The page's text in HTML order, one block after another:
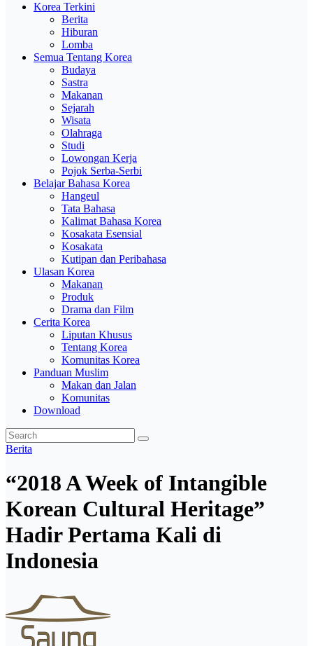
Korea Terkini
Berita
Hiburan
Lomba
Semua Tentang Korea
Budaya
Sastra
Makanan
Sejarah
Wisata
Olahraga
Studi
Lowongan Kerja
Pojok Serba-Serbi
Belajar Bahasa Korea
Hangeul
Tata Bahasa
Kalimat Bahasa Korea
Kosakata Esensial
Kosakata
Kutipan dan Peribahasa
Ulasan Korea
Makanan
Produk
Drama dan Film
Cerita Korea
Liputan Khusus
Tentang Korea
Komunitas Korea
Panduan Muslim
Makan dan Jalan
Komunitas
Download
Berita
“2018 A Week of Intangible
Korean Cultural Heritage”
Hadir Pertama Kali di
Indonesia